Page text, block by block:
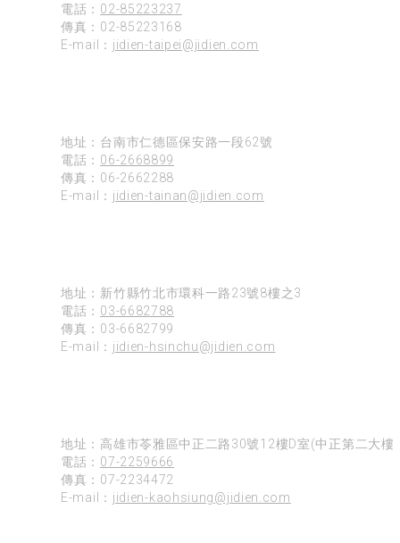
電話： 02-85223237
傳真：02-85223168
E-mail： jidien-taipei@jidien.com
地址：台南市仁德區保安路一段62號
電話： 06-2668899
傳真：06-2662288
E-mail： jidien-tainan@jidien.com
地址：新竹縣竹北市環科一路23號8樓之3
電話： 03-6682788
傳真：03-6682799
E-mail： jidien-hsinchu@jidien.com
地址：高雄市苓雅區中正二路30號12樓D室(中正第二大樓)
電話： 07-2259666
傳真：07-2234472
E-mail： jidien-kaohsiung@jidien.com